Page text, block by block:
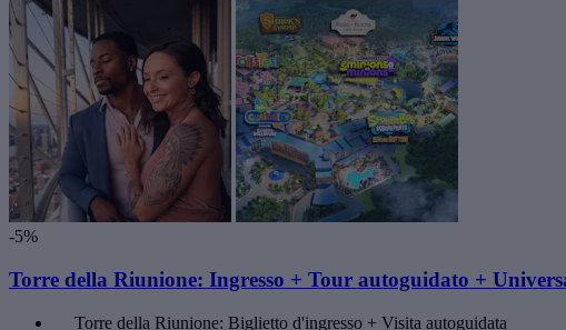
-5%
Torre della Riunione: Ingresso + Tour autoguidato +
Torre della Riunione: Biglietto d'ingresso + Visita autoguidata